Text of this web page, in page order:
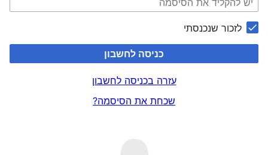
לזכור שנכנסתי
כניסה לחשבון
עזרה בכניסה לחשבון
שכחת את הסיסמה?